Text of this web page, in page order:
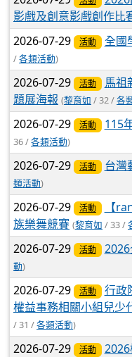
影戲及創意影戲創作比
2026-07-29 活動 全國
/各類活動)
2026-07-29 活動
馬祖
題展海報 (黎育如 / 32 /各
2026-07-29 活動 115
36 /各類活動)
2026-07-29 活動 台灣
類活動)
2026-07-29 活動
【
族樂舞競賽 (黎育如 / 33 /
2026-07-29 活動
動)
2026-07-29 活動
行政
權益事務相關小組兒少
/ 31 /各類活動)
2026-07-29 活動